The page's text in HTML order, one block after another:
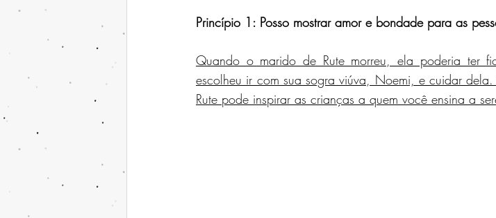
Princípio 1: Posso mostrar amor e bondade para as
Quando o marido de Rute morreu, ela poderia ter
escolheu ir com sua sogra viúva, Noemi, e cuidar
Rute pode inspirar as crianças a quem você ensina a